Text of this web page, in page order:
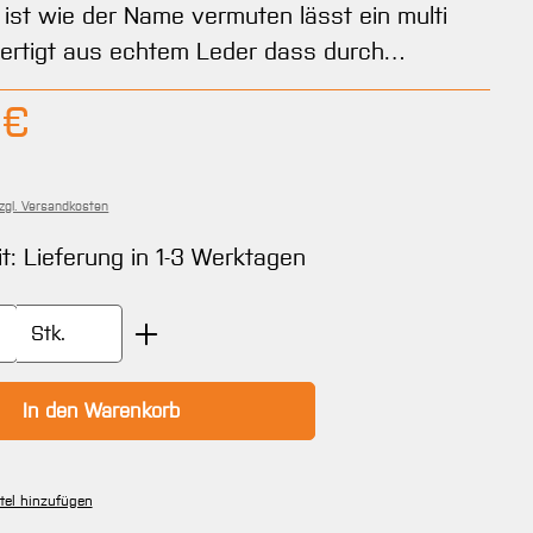
ist wie der Name vermuten lässt ein multi
aus echtem Leder dass durch…
Versandkosten
Lieferung in 1-3 Werktagen
Gib den gewünschten Wert ein
Stk.
In den Warenkorb
hinzufügen